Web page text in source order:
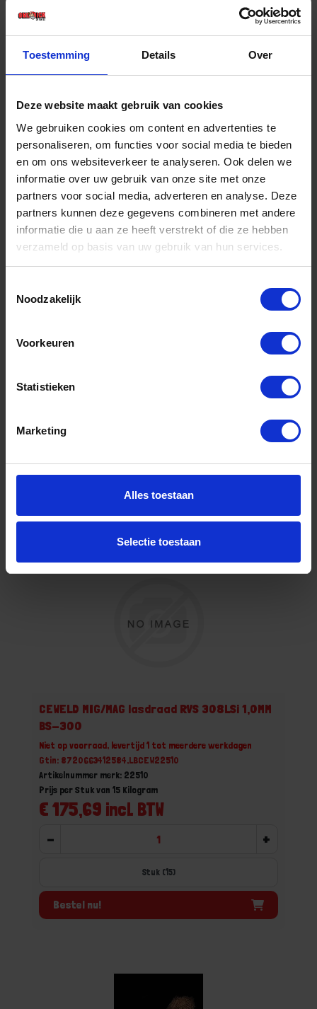
Toestemming Details Over
Deze website maakt gebruik van cookies
We gebruiken cookies om content en advertenties te
personaliseren, om functies voor social media te bieden
en om ons websiteverkeer te analyseren. Ook delen we
informatie over uw gebruik van onze site met onze
partners voor social media, adverteren en analyse. Deze
partners kunnen deze gegevens combineren met andere
informatie die u aan ze heeft verstrekt of die ze hebben
verzameld op basis van uw gebruik van hun services.
Noodzakelijk
Voorkeuren
Statistieken
Marketing
Alles toestaan
Selectie toestaan
€ 267,89 incl. BTW
-
Bestel nu!
CEWELD MIG/MAG lasdraad RVS 308LSi 0,8MM
Niet op voorraad, levertijd 1 tot meerdere werkdagen
Prijs per Stuk van 5 Kilogram
+
Stuk (5)
CEWELD MIG/MAG lasdraad RVS 308LSi 1,0MM
BS-300
Niet op voorraad, levertijd 1 tot meerdere werkdagen
Gtin: 8720663412584,LBCEW22510
Artikelnummer merk: 22510
€ 175,69 incl. BTW
Prijs per Stuk van 15 Kilogram
- +
Stuk (15)
Bestel nu!